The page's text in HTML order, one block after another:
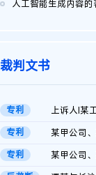
裁判文书
专利
专利
专利